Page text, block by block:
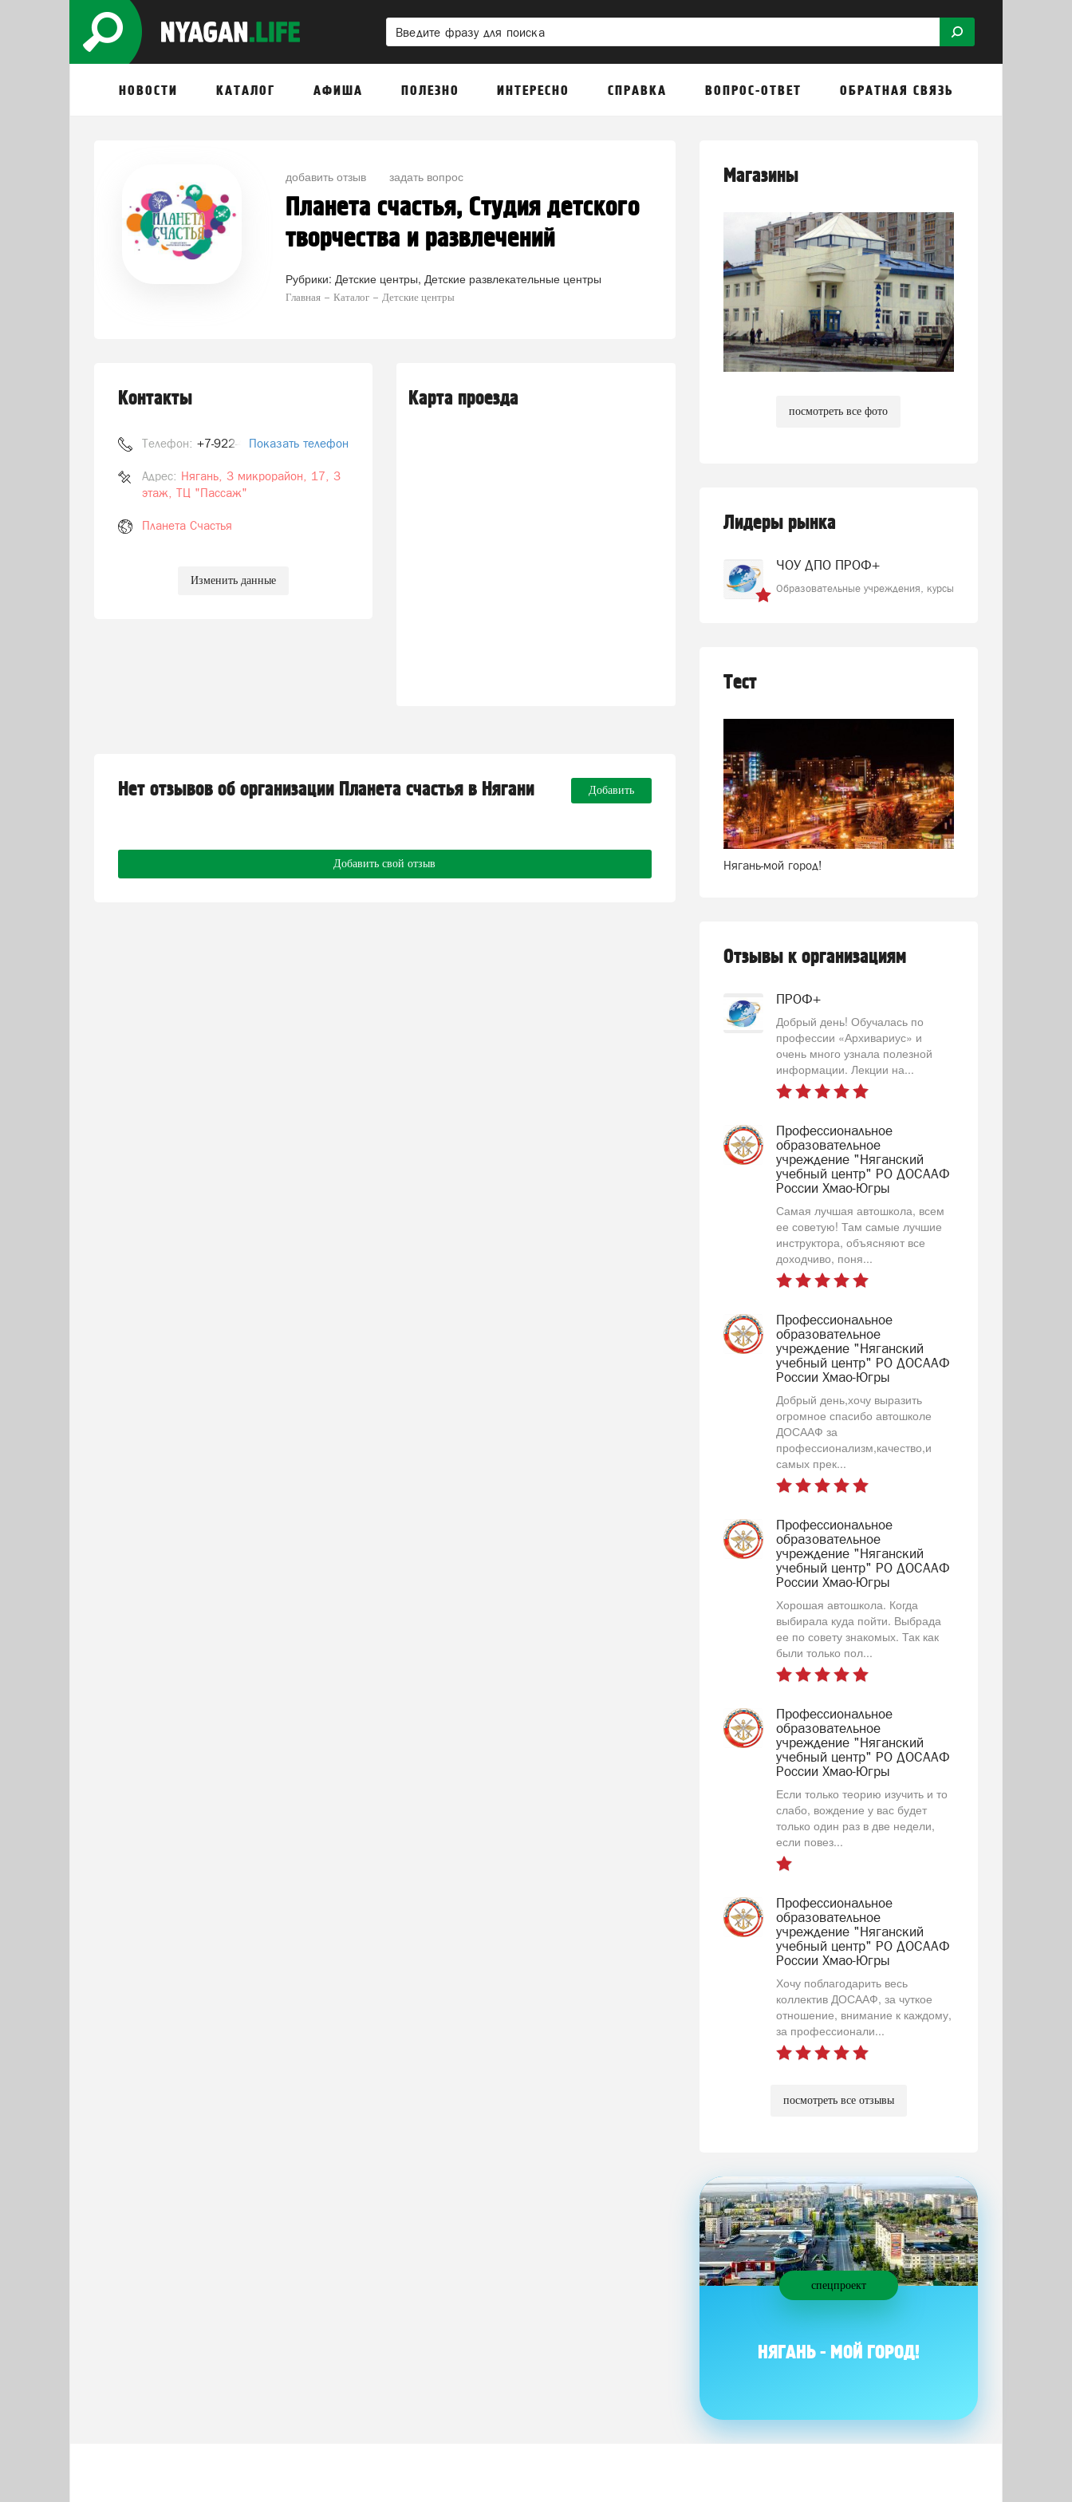
НОВОСТИ КАТАЛОГ АФИША ПОЛЕЗНО ИНТЕРЕСНО СПРАВКА ВОПРОС-ОТВЕТ ОБРАТНАЯ СВЯЗЬ
добавить отзыв задать вопрос
Планета счастья, Студия детского
творчества и развлечений
Рубрики: Детские центры Детские развлекательные центры
Главная Каталог Детские центры
Контакты
Телефон: +7-922-439-93-33Показать телефон
Адрес: Нягань, 3 микрорайон, 17, 3
этаж, ТЦ "Пассаж"
Планета Счастья
Изменить данные
Карта проезда
Нет отзывов об организации Планета счастья в Нягани Добавить
Добавить свой отзыв
Магазины
посмотреть все фото
Лидеры рынка
ЧОУ ДПО ПРОФ+
Образовательные учреждения, курсы
Тест
Нягань-мой город!
Отзывы к организациям
ПРОФ+
Добрый день! Обучалась по
профессии «Архивариус» и
очень много узнала полезной
информации. Лекции на...
Профессиональное
образовательное
учреждение "Няганский
учебный центр" РО ДОСААФ
России Хмао-Югры
Самая лучшая автошкола, всем
ее советую! Там самые лучшие
инструктора, объясняют все
доходчиво, поня...
Профессиональное
образовательное
учреждение "Няганский
учебный центр" РО ДОСААФ
России Хмао-Югры
Добрый день,хочу выразить
огромное спасибо автошколе
ДОСААФ за
профессионализм,качество,и
самых прек...
Профессиональное
образовательное
учреждение "Няганский
учебный центр" РО ДОСААФ
России Хмао-Югры
Хорошая автошкола. Когда
выбирала куда пойти. Выбрада
ее по совету знакомых. Так как
были только пол...
Профессиональное
образовательное
учреждение "Няганский
учебный центр" РО ДОСААФ
России Хмао-Югры
Если только теорию изучить и то
слабо, вождение у вас будет
только один раз в две недели,
если повез...
Профессиональное
образовательное
учреждение "Няганский
учебный центр" РО ДОСААФ
России Хмао-Югры
Хочу поблагодарить весь
коллектив ДОСААФ, за чуткое
отношение, внимание к каждому,
за профессионали...
посмотреть все отзывы
спецпроект
НЯГАНЬ - МОЙ ГОРОД!